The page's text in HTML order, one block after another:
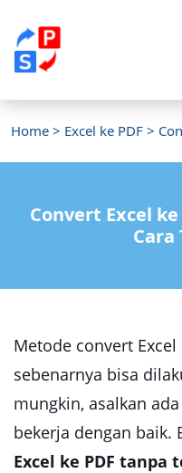
Home > Excel ke PDF >
Convert Excel
Cara
Metode convert
sebenarnya bisa
mungkin, asalkan
bekerja dengan baik.
Excel ke PDF tanpa